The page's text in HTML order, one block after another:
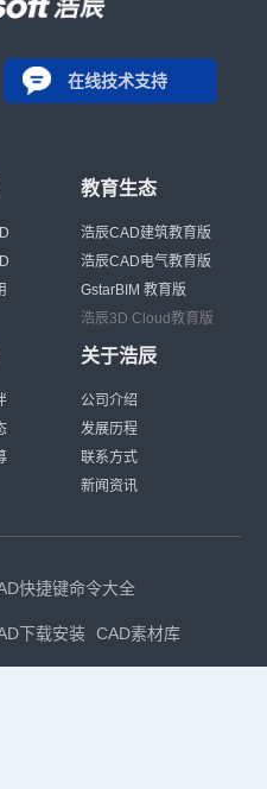
在线技术支持
教育生态
浩辰CAD建筑教育版
浩辰CAD电气教育版
GstarBIM 教育版
浩辰3D Cloud教育版
关于浩辰
公司介绍
发展历程
联系方式
新闻资讯
快捷键命令大全
下载安装 CAD素材库